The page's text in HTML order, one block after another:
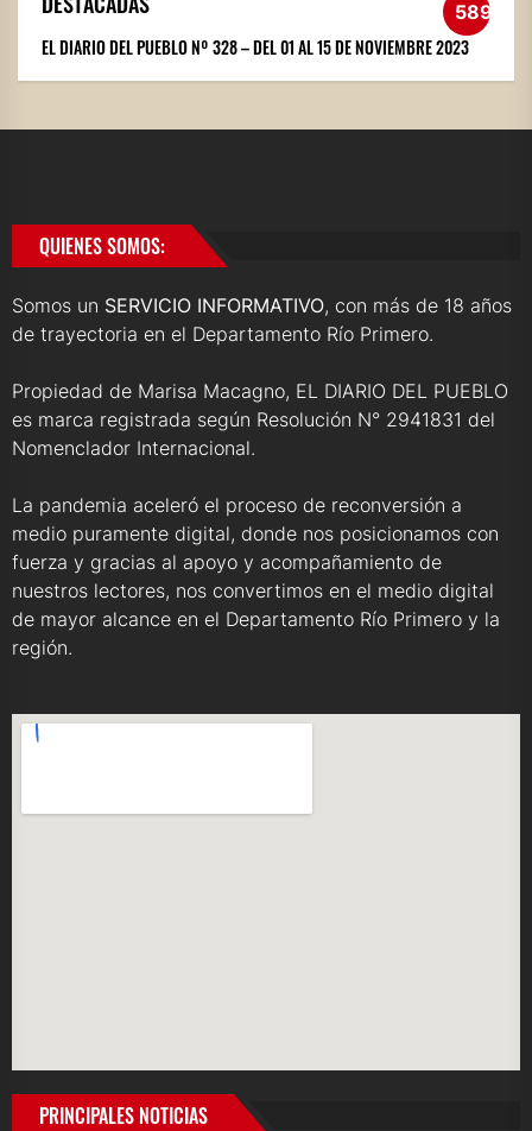
589
EL DIARIO DEL PUEBLO Nº 328 – DEL 01 AL 15 DE NOVIEMBRE 2023
QUIENES SOMOS:
Somos un SERVICIO INFORMATIVO, con más de 18 años
de trayectoria en el Departamento Río Primero.
Propiedad de Marisa Macagno, EL DIARIO DEL PUEBLO
es marca registrada según Resolución N° 2941831 del
Nomenclador Internacional.
La pandemia aceleró el proceso de reconversión a
medio puramente digital, donde nos posicionamos con
fuerza y gracias al apoyo y acompañamiento de
nuestros lectores, nos convertimos en el medio digital
de mayor alcance en el Departamento Río Primero y la
región.
PRINCIPALES NOTICIAS